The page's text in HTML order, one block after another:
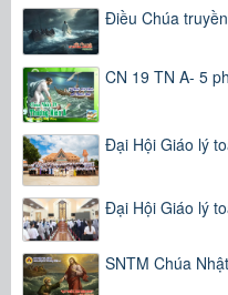
Điều Chúa
CN 19 TN A- 5
Đại Hội Giáo lý
Đại Hội Giáo lý
SNTM Chúa